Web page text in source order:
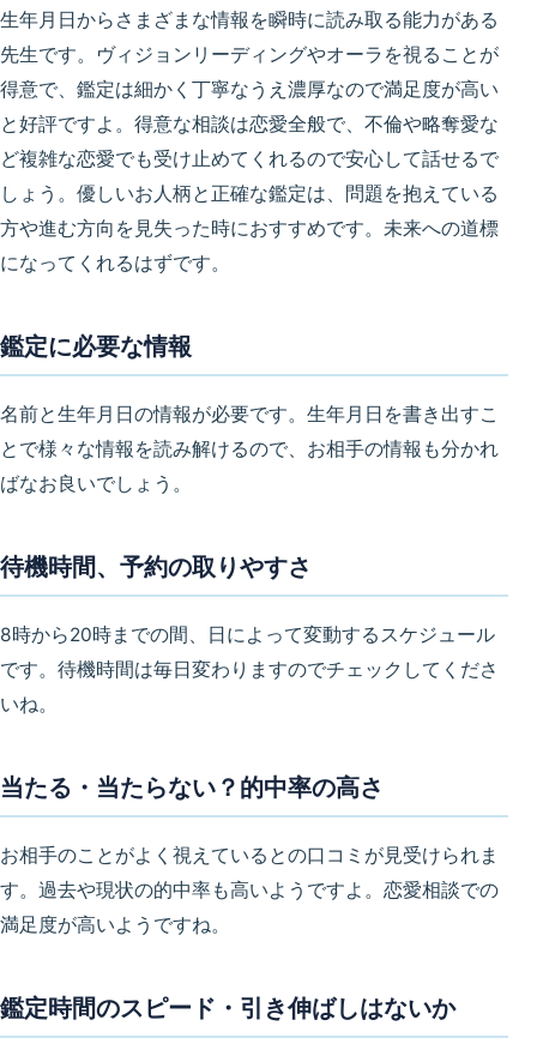
生年月日からさまざまな情報を瞬時に読み取る能力がある
先生です。ヴィジョンリーディングやオーラを視ることが
得意で、鑑定は細かく丁寧なうえ濃厚なので満足度が高い
と好評ですよ。得意な相談は恋愛全般で、不倫や略奪愛な
ど複雑な恋愛でも受け止めてくれるので安心して話せるで
しょう。優しいお人柄と正確な鑑定は、問題を抱えている
方や進む方向を見失った時におすすめです。未来への道標
になってくれるはずです。
鑑定に必要な情報
名前と生年月日の情報が必要です。生年月日を書き出すこ
とで様々な情報を読み解けるので、お相手の情報も分かれ
ばなお良いでしょう。
待機時間、予約の取りやすさ
8時から20時までの間、日によって変動するスケジュール
です。待機時間は毎日変わりますのでチェックしてくださ
いね。
当たる・当たらない？的中率の高さ
お相手のことがよく視えているとの口コミが見受けられま
す。過去や現状の的中率も高いようですよ。恋愛相談での
満足度が高いようですね。
鑑定時間のスピード・引き伸ばしはないか